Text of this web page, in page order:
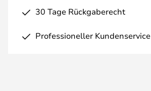
30 Tage Rückgaberecht
Professioneller Kundenservice